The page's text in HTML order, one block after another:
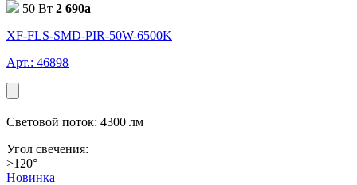
50 Вт 2 690a
XF-FLS-SMD-PIR-50W-6500K
Арт.: 46898
Световой поток: 4300 лм
Угол свечения:
>120°
Новинка